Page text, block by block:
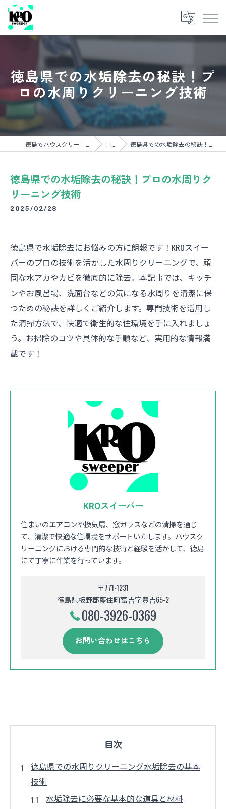
徳島県での水垢除去の秘訣！プ
ロの水周りクリーニング技術
コラム 徳島県での水垢除去の秘訣！プロの水周りクリーニング技術
徳島県での水垢除去の秘訣！プロの水周りク
リーニング技術
2025/02/28
徳島県で水垢除去にお悩みの方に朗報です！KROスイー
パーのプロの技術を活かした水周りクリーニングで、頑
固な水アカやカビを徹底的に除去。本記事では、キッチ
ンやお風呂場、洗面台などの気になる水周りを清潔に保
つための秘訣を詳しくご紹介します。専門技術を活用し
た清掃方法で、快適で衛生的な住環境を手に入れましょ
う。お掃除のコツや具体的な手順など、実用的な情報満
載です！
KROスイーパー
住まいのエアコンや換気扇、窓ガラスなどの清掃を通じ
て、清潔で快適な住環境をサポートいたします。ハウスク
リーニングにおける専門的な技術と経験を活かして、徳島
にて丁寧に作業を行っています。
〒771-1231
徳島県板野郡藍住町富吉字豊吉65-2
080-3926-0369
お問い合わせはこちら
目次
徳島県での水周りクリーニング水垢除去の基本
技術
水垢除去に必要な基本的な道具と材料